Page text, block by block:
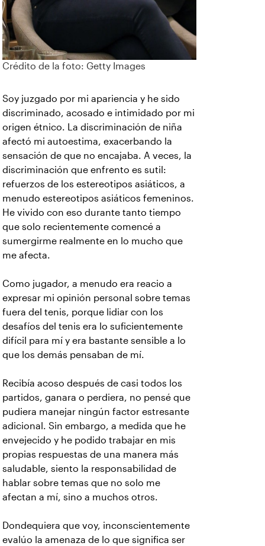
Crédito de la foto: Getty Images
Soy juzgado por mi apariencia y he sido
discriminado, acosado e intimidado por mi
origen étnico. La discriminación de niña
afectó mi autoestima, exacerbando la
sensación de que no encajaba. A veces, la
discriminación que enfrento es sutil:
refuerzos de los estereotipos asiáticos, a
menudo estereotipos asiáticos femeninos.
He vivido con eso durante tanto tiempo
que solo recientemente comencé a
sumergirme realmente en lo mucho que
me afecta.
Como jugador, a menudo era reacio a
expresar mi opinión personal sobre temas
fuera del tenis, porque lidiar con los
desafíos del tenis era lo suficientemente
difícil para mí y era bastante sensible a lo
que los demás pensaban de mí.
Recibía acoso después de casi todos los
partidos, ganara o perdiera, no pensé que
pudiera manejar ningún factor estresante
adicional. Sin embargo, a medida que he
envejecido y he podido trabajar en mis
propias respuestas de una manera más
saludable, siento la responsabilidad de
hablar sobre temas que no solo me
afectan a mí, sino a muchos otros.
Dondequiera que voy, inconscientemente
evalúo la amenaza de lo que significa ser